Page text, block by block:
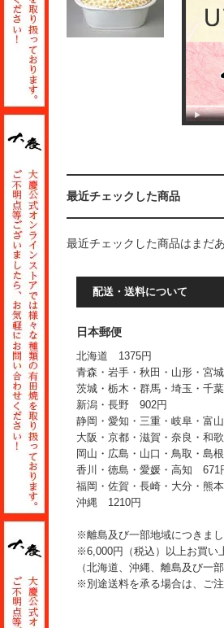
最近チェックした商品
最近チェックした商品はまだ
配送・送料について
日本郵便
北海道 1375円
青森・岩手・秋田・山形・宮
茨城・栃木・群馬・埼玉・千
新潟・長野 902円
静岡・愛知・三重・岐阜・富
大阪・京都・滋賀・奈良・和
岡山・広島・山口・鳥取・島
香川・徳島・愛媛・高知 671
福岡・佐賀・長崎・大分・熊
沖縄 1210円
※離島及び一部地域につきま
※6,000円（税込）以上お買い
（北海道、沖縄、離島及び一
※別途送料を承る場合は、ご